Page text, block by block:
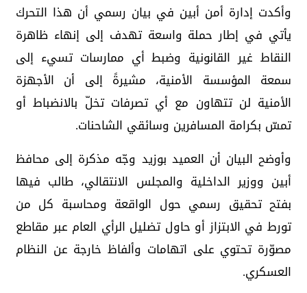
وأكدت إدارة أمن أبين في بيان رسمي أن هذا التحرك
يأتي في إطار حملة واسعة تهدف إلى إنهاء ظاهرة
النقاط غير القانونية وضبط أي ممارسات تسيء إلى
سمعة المؤسسة الأمنية، مشيرةً إلى أن الأجهزة
الأمنية لن تتهاون مع أي تصرفات تخلّ بالانضباط أو
تمسّ بكرامة المسافرين وسائقي الشاحنات.
وأوضح البيان أن العميد بوزيد وجّه مذكرة إلى محافظ
أبين ووزير الداخلية والمجلس الانتقالي، طالب فيها
بفتح تحقيق رسمي حول الواقعة ومحاسبة كل من
تورط في الابتزاز أو حاول تضليل الرأي العام عبر مقاطع
مصوّرة تحتوي على اتهامات وألفاظ خارجة عن النظام
العسكري.